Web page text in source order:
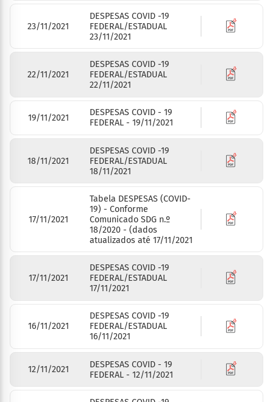
23/11/2021
DESPESAS COVID -19
FEDERAL/ESTADUAL
23/11/2021
22/11/2021
DESPESAS COVID -19
FEDERAL/ESTADUAL
22/11/2021
19/11/2021
DESPESAS COVID - 19
FEDERAL - 19/11/2021
18/11/2021
DESPESAS COVID -19
FEDERAL/ESTADUAL
18/11/2021
17/11/2021
Tabela DESPESAS (COVID-
19) - Conforme
Comunicado SDG n.º
18/2020 - (dados
atualizados até 17/11/2021
17/11/2021
DESPESAS COVID -19
FEDERAL/ESTADUAL
17/11/2021
16/11/2021
DESPESAS COVID -19
FEDERAL/ESTADUAL
16/11/2021
12/11/2021
DESPESAS COVID - 19
FEDERAL - 12/11/2021